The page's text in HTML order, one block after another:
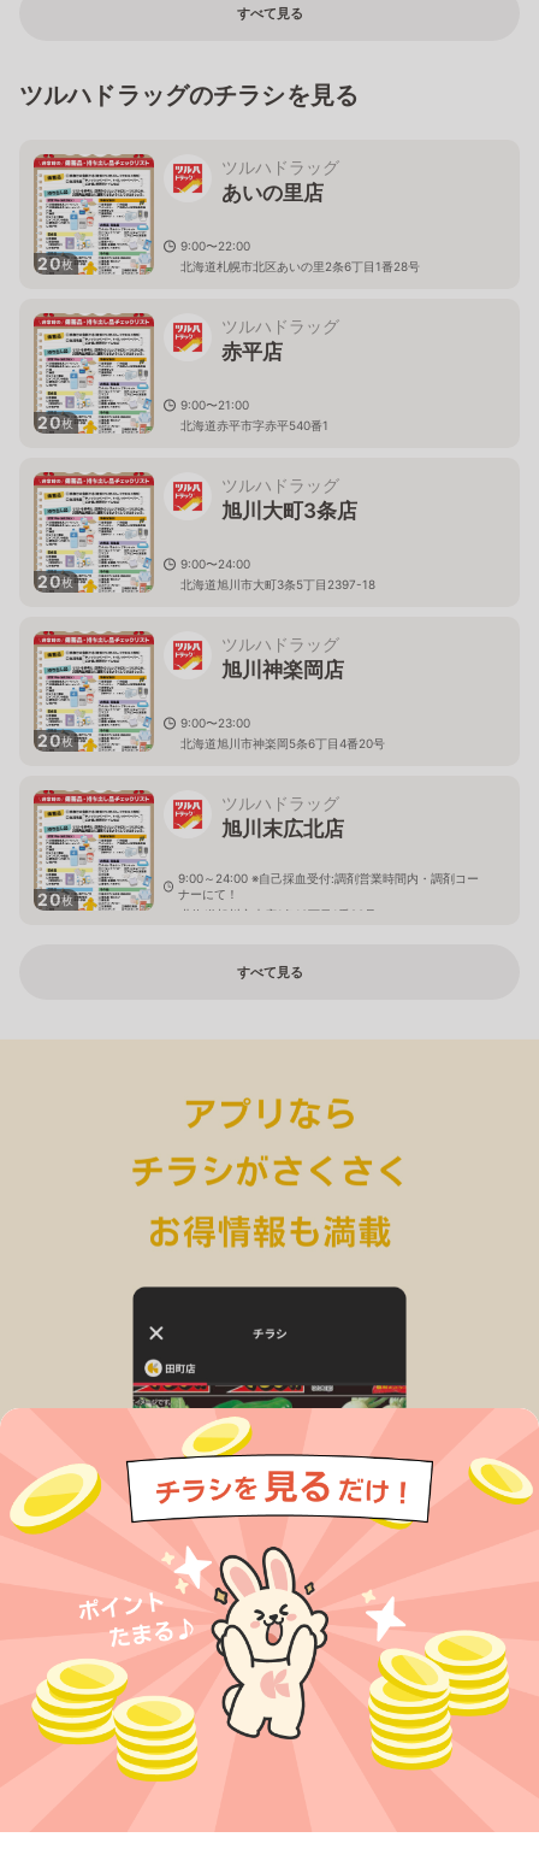
すべて見る
ツルハドラッグのチラシを見る
20枚
ツルハドラッグ
あいの里店
9:00〜22:00
北海道札幌市北区あいの里2条6丁目1番28号
20枚
ツルハドラッグ
赤平店
9:00〜21:00
北海道赤平市字赤平540番1
20枚
ツルハドラッグ
旭川大町3条店
9:00〜24:00
北海道旭川市大町3条5丁目2397-18
20枚
ツルハドラッグ
旭川神楽岡店
9:00〜23:00
北海道旭川市神楽岡5条6丁目4番20号
20枚
ツルハドラッグ
旭川末広北店
9:00～24:00 ※自己採血受付:調剤営業時間内・調剤コー
ナーにて！
北海道旭川市末広1条10丁目1番20号
すべて見る